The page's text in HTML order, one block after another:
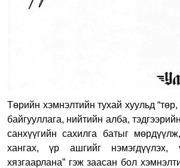
Төрийн хэмнэлтийн тухай хуульд
байгууллага, нийтийн алба,
санхүүгийн сахилга батыг
хангах, үр ашгийг нэмэгдүүлэх,
хязгаарлана” гэж заасан бол